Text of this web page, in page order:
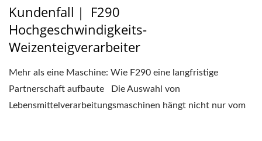
Kundenfall｜ F290
Hochgeschwindigkeits-
Weizenteigverarbeiter
Mehr als eine Maschine: Wie F290 eine langfristige
Partnerschaft aufbaute Die Auswahl von
Lebensmittelverarbeitungsmaschinen hängt nicht nur vom